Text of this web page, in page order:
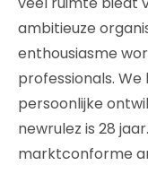
ambitieuze
enthousiasme
professionals.
persoonlijke
newrulez is 28
marktconforme